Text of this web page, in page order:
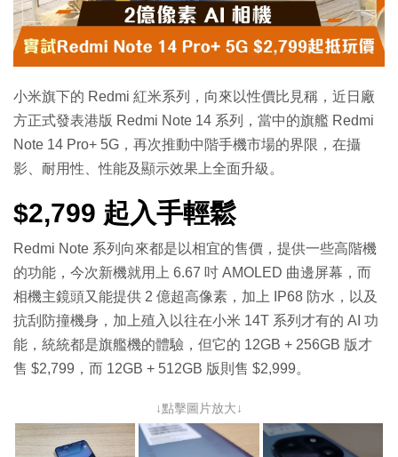
小米旗下的 Redmi 紅米系列，向來以性價比見稱，近日廠
方正式發表港版 Redmi Note 14 系列，當中的旗艦 Redmi
Note 14 Pro+ 5G，再次推動中階手機市場的界限，在攝
影、耐用性、性能及顯示效果上全面升級。
$2,799 起入手輕鬆
Redmi Note 系列向來都是以相宜的售價，提供一些高階機
的功能，今次新機就用上 6.67 吋 AMOLED 曲邊屏幕，而
相機主鏡頭又能提供 2 億超高像素，加上 IP68 防水，以及
抗刮防撞機身，加上殖入以往在小米 14T 系列才有的 AI 功
能，統統都是旗艦機的體驗，但它的 12GB + 256GB 版才
售 $2,799，而 12GB + 512GB 版則售 $2,999。
↓點擊圖片放大↓